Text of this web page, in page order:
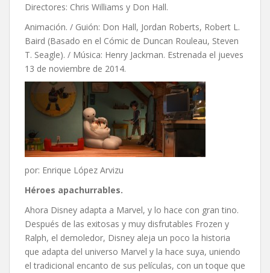
Directores: Chris Williams y Don Hall.
Animación. / Guión: Don Hall, Jordan Roberts, Robert L.
Baird (Basado en el Cómic de Duncan Rouleau, Steven
T. Seagle). / Música: Henry Jackman. Estrenada el jueves
13 de noviembre de 2014.
por: Enrique López Arvizu
Héroes apachurrables.
Ahora Disney adapta a Marvel, y lo hace con gran tino.
Después de las exitosas y muy disfrutables Frozen y
Ralph, el demoledor, Disney aleja un poco la historia
que adapta del universo Marvel y la hace suya, uniendo
el tradicional encanto de sus películas, con un toque que